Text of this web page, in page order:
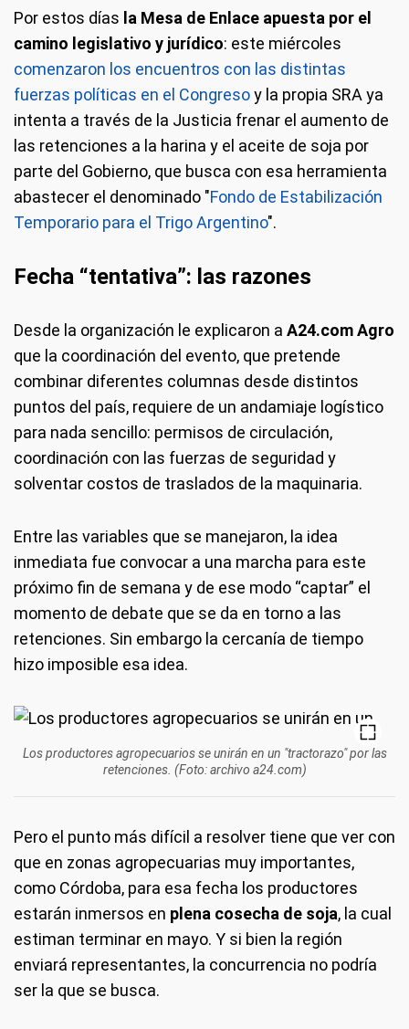
Por estos días la Mesa de Enlace apuesta por el
camino legislativo y jurídico: este miércoles
comenzaron los encuentros con las distintas
fuerzas políticas en el Congresoy la propia SRA ya
intenta a través de la Justicia frenar el aumento de
las retenciones a la harina y el aceite de soja por
parte del Gobierno, que busca con esa herramienta
abastecer el denominado "Fondo de Estabilización
Temporario para el Trigo Argentino".
Fecha “tentativa”: las razones
Desde la organización le explicaron a A24.com Agro
que la coordinación del evento, que pretende
combinar diferentes columnas desde distintos
puntos del país, requiere de un andamiaje logístico
para nada sencillo: permisos de circulación,
coordinación con las fuerzas de seguridad y
solventar costos de traslados de la maquinaria.
Entre las variables que se manejaron, la idea
inmediata fue convocar a una marcha para este
próximo fin de semana y de ese modo “captar” el
momento de debate que se da en torno a las
retenciones. Sin embargo la cercanía de tiempo
hizo imposible esa idea.
Los productores agropecuarios se unirán en un "tractorazo" por las
retenciones. (Foto: archivo a24.com)
Pero el punto más difícil a resolver tiene que ver con
que en zonas agropecuarias muy importantes,
como Córdoba, para esa fecha los productores
estarán inmersos en plena cosecha de soja, la cual
estiman terminar en mayo. Y si bien la región
enviará representantes, la concurrencia no podría
ser la que se busca.